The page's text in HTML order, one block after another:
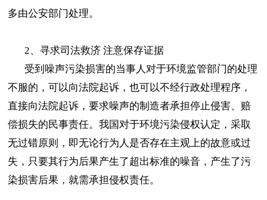
多由公安部门处理。
2、寻求司法救济 注意保存证据
受到噪声污染损害的当事人对于环境监管部门的处理
不服的，可以向法院起诉，也可以不经行政处理程序，
直接向法院起诉，要求噪声的制造者承担停止侵害、赔
偿损失的民事责任。我国对于环境污染侵权认定，采取
无过错原则，即无论行为人是否存在主观上的故意或过
失，只要其行为后果产生了超出标准的噪音，产生了污
染损害后果，就需承担侵权责任。